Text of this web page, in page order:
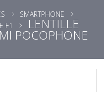
SMARTPHONE
F1 LENTILLE
POCOPHONE